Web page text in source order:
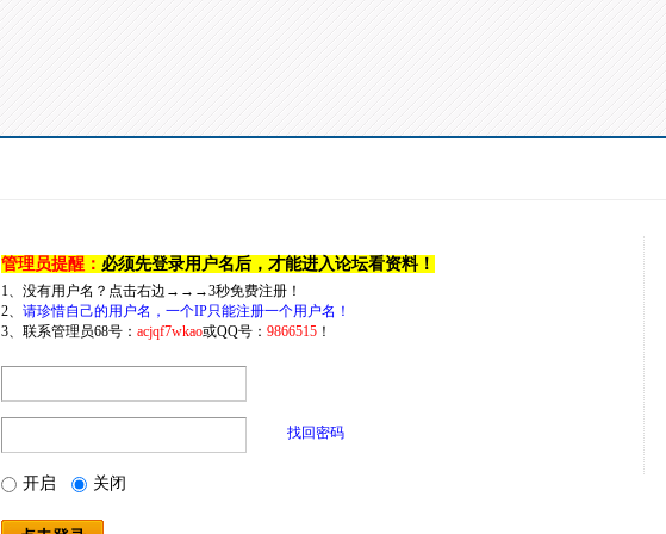
管理员提醒： 必须先登录用户名后，才能进入论坛看资料！
1、没有用户名？点击右边→→→3秒免费注册！
2、 请珍惜自己的用户名，一个IP只能注册一个用户名！
3、联系管理员68号： acjqf7wkao或QQ号： 9866515！
找回密码
开启 关闭